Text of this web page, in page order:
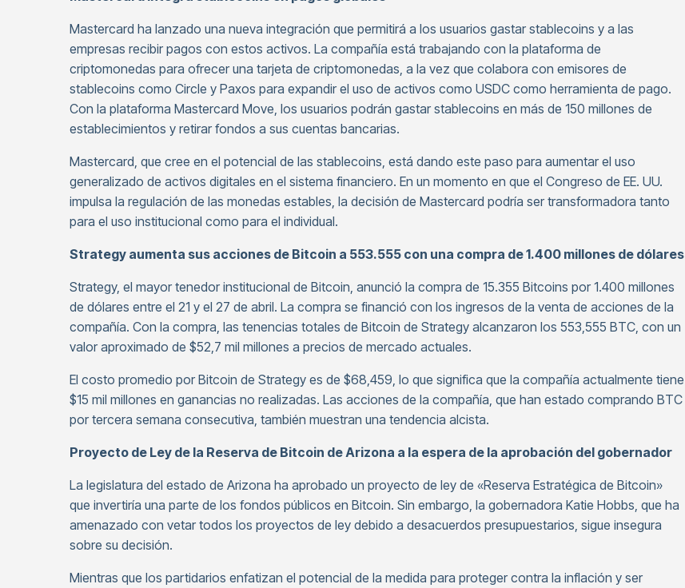
Mastercard ha lanzado una nueva integración que permitirá a los usuarios gastar stablecoins y a las
empresas recibir pagos con estos activos. La compañía está trabajando con la plataforma de
criptomonedas para ofrecer una tarjeta de criptomonedas, a la vez que colabora con emisores de
stablecoins como Circle y Paxos para expandir el uso de activos como USDC como herramienta de pago.
Con la plataforma Mastercard Move, los usuarios podrán gastar stablecoins en más de 150 millones de
establecimientos y retirar fondos a sus cuentas bancarias.
Mastercard, que cree en el potencial de las stablecoins, está dando este paso para aumentar el uso
generalizado de activos digitales en el sistema financiero. En un momento en que el Congreso de EE. UU.
impulsa la regulación de las monedas estables, la decisión de Mastercard podría ser transformadora tanto
para el uso institucional como para el individual.
Strategy aumenta sus acciones de Bitcoin a 553.555 con una compra de 1.400 millones de dólares
Strategy, el mayor tenedor institucional de Bitcoin, anunció la compra de 15.355 Bitcoins por 1.400 millones
de dólares entre el 21 y el 27 de abril. La compra se financió con los ingresos de la venta de acciones de la
compañía. Con la compra, las tenencias totales de Bitcoin de Strategy alcanzaron los 553,555 BTC, con un
valor aproximado de $52,7 mil millones a precios de mercado actuales.
El costo promedio por Bitcoin de Strategy es de $68,459, lo que significa que la compañía actualmente tiene
$15 mil millones en ganancias no realizadas. Las acciones de la compañía, que han estado comprando BTC
por tercera semana consecutiva, también muestran una tendencia alcista.
Proyecto de Ley de la Reserva de Bitcoin de Arizona a la espera de la aprobación del gobernador
La legislatura del estado de Arizona ha aprobado un proyecto de ley de «Reserva Estratégica de Bitcoin»
que invertiría una parte de los fondos públicos en Bitcoin. Sin embargo, la gobernadora Katie Hobbs, que ha
amenazado con vetar todos los proyectos de ley debido a desacuerdos presupuestarios, sigue insegura
sobre su decisión.
Mientras que los partidarios enfatizan el potencial de la medida para proteger contra la inflación y ser